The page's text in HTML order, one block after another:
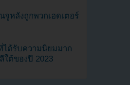
หลังถูกพวกเฮดเตอร์
ได้รับความนิยมมาก
ใต้ของปี 2023